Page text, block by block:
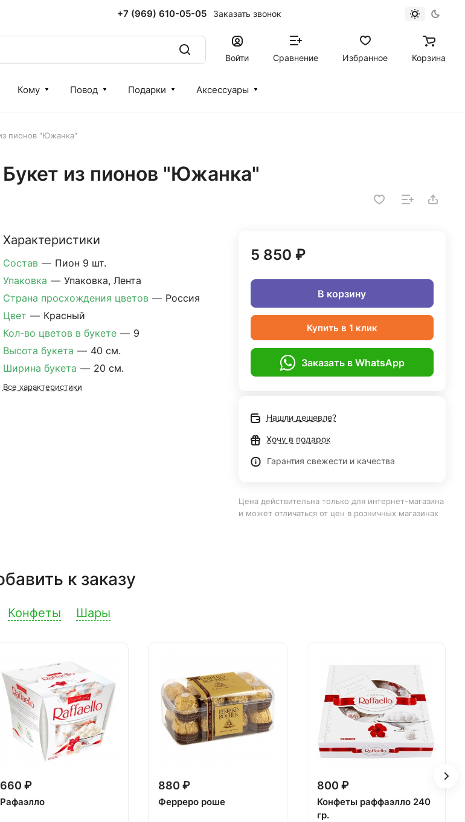
+7 (969) 610-05-05 Заказать звонок
Войти Сравнение Избранное Корзина
Кому Повод Подарки Аксессуары
пионов "Южанка"
Букет из пионов "Южанка"
Характеристики
Состав — Пион 9 шт.
Упаковка — Упаковка, Лента
Страна просхождения цветов — Россия
Цвет — Красный
Кол-во цветов в букете — 9
Высота букета — 40 см.
Ширина букета — 20 см.
Все характеристики
5 850 ₽
В корзину
Купить в 1 клик
Заказать в WhatsApp
Нашли дешевле?
Хочу в подарок
Гарантия свежести и качества
Цена действительна только для интернет-магазина
и может отличаться от цен в розничных магазинах
к заказу
Конфеты Шары
660 ₽
Рафаэлло
880 ₽
Ферреро роше
800 ₽
Конфеты раффаэлло 240
гр.